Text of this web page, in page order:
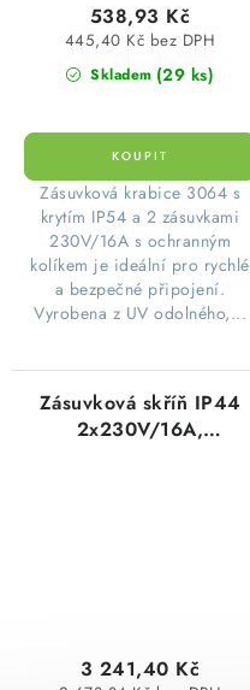
Skladem (29 ks)
445,40 Kč bez DPH
538,93 Kč
​Zásuvková krabice 3064 s
krytím IP54 a 2 zásuvkami
230V/16A s ochranným
kolíkem je ideální pro rychlé
a bezpečné připojení.
Vyrobena z UV odolného,...
Zásuvková skříň IP44
2x230V/16A,
3 241,40 Kč